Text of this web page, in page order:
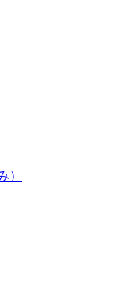
）